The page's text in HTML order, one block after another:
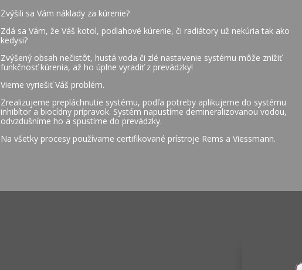
Zvýšili sa Vám náklady za kúrenie?
Zdá sa Vám, že Váš kotol, podlahové kúrenie, či radiátory už nekúria tak ako
kedysi?
Zvýšený obsah nečistôt, hustá voda či zlé nastavenie systému môže znížiť
funkčnosť kúrenia, až ho úplne vyradiť z prevádzky!
Vieme vyriešiť Váš problém.
Zrealizujeme prepláchnutie systému, podľa potreby aplikujeme do systému
inhibítor a biocídny prípravok. Systém napustíme demineralizovanou vodou,
odvzdušníme ho a spustíme do prevádzky.
Na všetky procesy používame certifikované prístroje Rems a Viessmann.